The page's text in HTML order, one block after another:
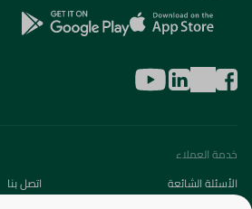
خدمة العملاء
الأسئلة الشائعة
اتصل بنا